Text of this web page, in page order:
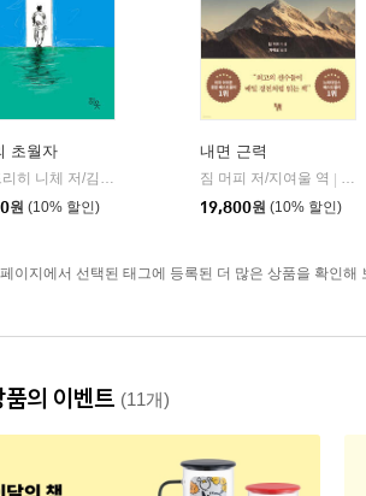
초월자
프리드리히 니체 저/김철 편역
원 (10% 할인)
내면 근력
짐 머피 저/지여울 역
윌
19,800원 (10% 할인)
이지에서 선택된 태그에 등록된 더 많은 상품을 확인해
품의 이벤트 (11개)